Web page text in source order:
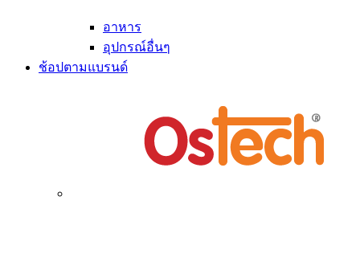
อาหาร
อุปกรณ์อื่นๆ
ช้อปตามแบรนด์